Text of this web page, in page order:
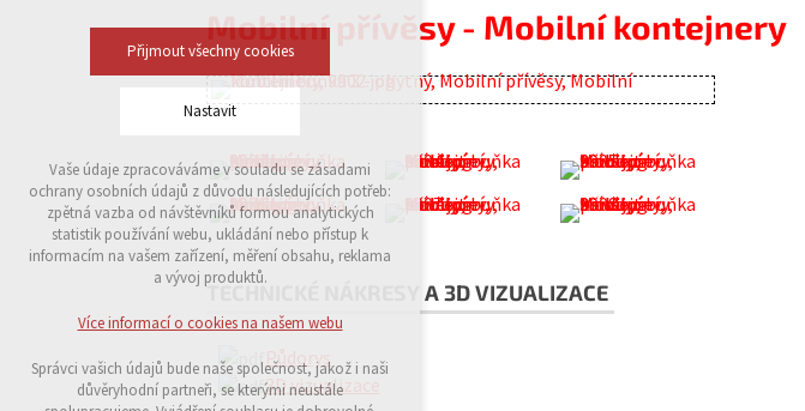
Mobilní přívěsy - Mobilní kontejnery
TECHNICKÉ NÁKRESY A 3D VIZUALIZACE
Půdorys
3D vizualizace
Přijmout všechny cookies
Nastavit
Technická cookies
nutná pro provozování webu
udržení kontextu stránek (session): případná
přihlášení, volby jazyka, apod.
analytická pro anonymizované vyhodnocení
návštěvnosti
marketingová cookies (Google)
Více informací o cookies na našem webu
Vaše údaje zpracováváme v souladu se zásadami
ochrany osobních údajů z důvodu následujících potřeb:
zpětná vazba od návštěvníků formou analytických
statistik používání webu, ukládání nebo přístup k
informacím na vašem zařízení, měření obsahu, reklama
a vývoj produktů.
Více informací o cookies na našem webu
Správci vašich údajů bude naše společnost, jakož i naši
důvěryhodní partneři, se kterými neustále